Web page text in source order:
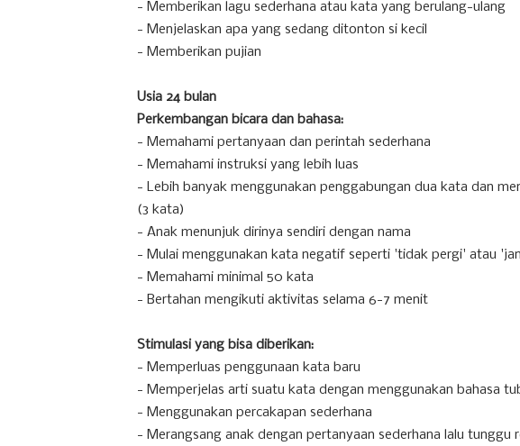
- Memberikan lagu sederhana atau kata yang berulang-ulang
- Menjelaskan apa yang sedang ditonton si kecil
- Memberikan pujian
Usia 24 bulan
Perkembangan bicara dan bahasa:
- Memahami pertanyaan dan perintah sederhana
- Memahami instruksi yang lebih luas
- Lebih banyak menggunakan penggabungan dua kata dan
(3 kata)
- Anak menunjuk dirinya sendiri dengan nama
- Mulai menggunakan kata negatif seperti 'tidak pergi' atau
- Memahami minimal 50 kata
- Bertahan mengikuti aktivitas selama 6-7 menit
Stimulasi yang bisa diberikan:
- Memperluas penggunaan kata baru
- Memperjelas arti suatu kata dengan menggunakan bahasa
- Menggunakan percakapan sederhana
- Merangsang anak dengan pertanyaan sederhana lalu tunggu